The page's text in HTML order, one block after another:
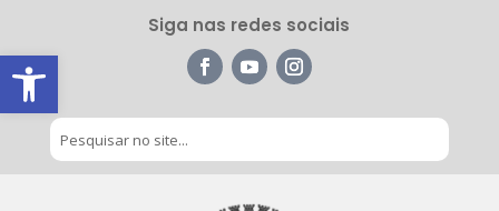
Barra de Ferramentas Aberta
Siga nas redes sociais